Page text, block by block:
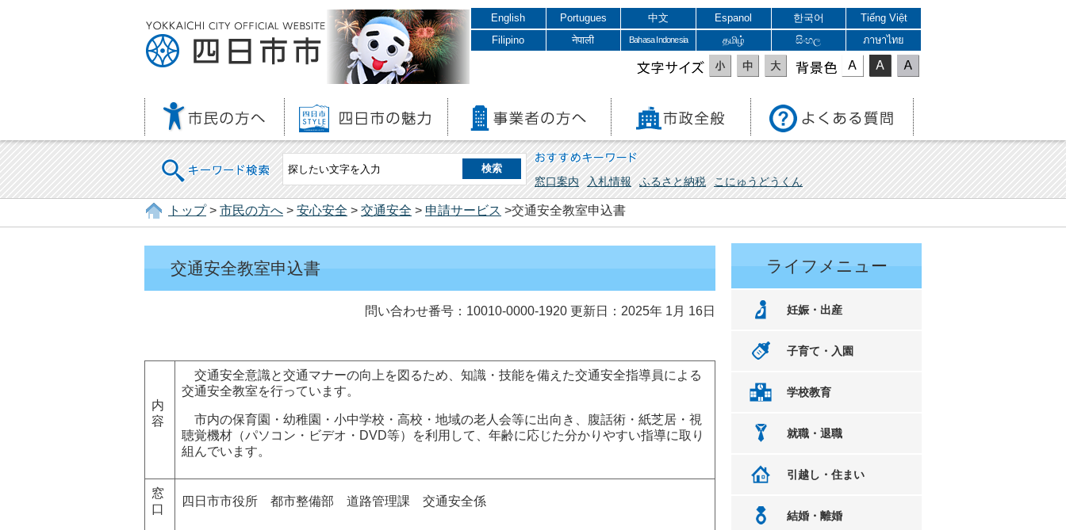
English Portugues 中文 Espanol 한국어
Tiếng Việt
Filipino
नेपाली Bahasa Indonesia தமிழ் සිංහල ภาษาไทย
文字サイズ 表示色
キーワード検索 おすすめキーワード
窓口案内 入札情報 ふるさと納税 こにゅうどうくん
トップ> 市民の方へ > 安心安全 > 交通安全 > 申請サービス >交通安全教室申込書
交通安全教室申込書
問い合わせ番号：10010-0000-1920 更新日：2025年 1月 16日
内
容
交通安全意識と交通マナーの向上を図るため、知識・技能を備えた交通安全指導員による
交通安全教室を行っています。
市内の保育園・幼稚園・小中学校・高校・地域の老人会等に出向き、腹話術・紙芝居・視
聴覚機材（パソコン・ビデオ・DVD等）を利用して、年齢に応じた分かりやすい指導に取り
組んでいます。
窓
口
四日市市役所 都市整備部 道路管理課 交通安全係
ライフメニュー
妊娠・出産
子育て・入園
学校教育
就職・退職
引越し・住まい
結婚・離婚